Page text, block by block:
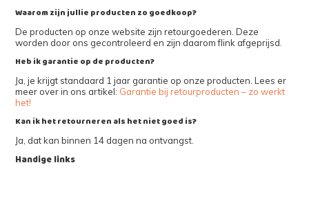
Waarom zijn jullie producten zo goedkoop?
De producten op onze website zijn retourgoederen. Deze
worden door ons gecontroleerd en zijn daarom flink afgeprijsd.
Heb ik garantie op de producten?
Ja, je krijgt standaard 1 jaar garantie op onze producten. Lees er
meer over in ons artikel: Garantie bij retourproducten – zo werkt
het!
Kan ik het retourneren als het niet goed is?
Ja, dat kan binnen 14 dagen na ontvangst.
Handige links